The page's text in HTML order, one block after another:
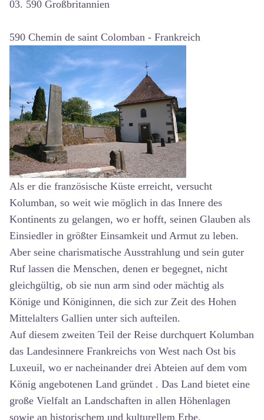
03. 590 Großbritannien
590 Chemin de saint Colomban - Frankreich
Als er die französische Küste erreicht, versucht
Kolumban, so weit wie möglich in das Innere des
Kontinents zu gelangen, wo er hofft, seinen Glauben als
Einsiedler in größter Einsamkeit und Armut zu leben.
Aber seine charismatische Ausstrahlung und sein guter
Ruf lassen die Menschen, denen er begegnet, nicht
gleichgültig, ob sie nun arm sind oder mächtig als
Könige und Königinnen, die sich zur Zeit des Hohen
Mittelalters Gallien unter sich aufteilen.
Auf diesem zweiten Teil der Reise durchquert Kolumban
das Landesinnere Frankreichs von West nach Ost bis
Luxeuil, wo er nacheinander drei Abteien auf dem vom
König angebotenen Land gründet . Das Land bietet eine
große Vielfalt an Landschaften in allen Höhenlagen
sowie an historischem und kulturellem Erbe.